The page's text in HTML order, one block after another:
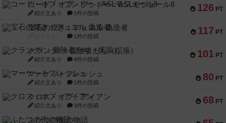
126 PT
コード・オブ・ブシドー：ASLモジュール8
紹介文あり 1件の投稿
117 PT
宝石の煌き：デュエル 偽造者
1件の投稿
101 PT
クランク! ：冒険者たち（拡張）
紹介文あり 4件の投稿
80 PT
マーケットフレッシュ
紹介文あり 1件の投稿
68 PT
クロス・オブ・アイアン
紹介文あり 3件の投稿
ふたつの街の物語